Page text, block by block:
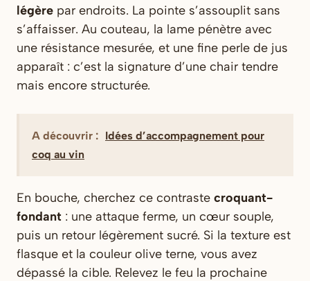
légère par endroits. La pointe s’assouplit sans
s’affaisser. Au couteau, la lame pénètre avec
une résistance mesurée, et une fine perle de jus
apparaît : c’est la signature d’une chair tendre
mais encore structurée.
A découvrir : Idées d’accompagnement pour
coq au vin
En bouche, cherchez ce contraste croquant-
fondant : une attaque ferme, un cœur souple,
puis un retour légèrement sucré. Si la texture est
flasque et la couleur olive terne, vous avez
dépassé la cible. Relevez le feu la prochaine